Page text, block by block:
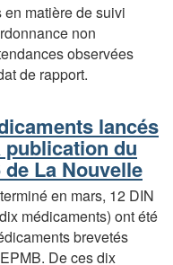
matière de suivi
non
observées
de rapport.
lancés
du
La Nouvelle
en mars, 12 DIN
médicaments) ont été
brevetés
De ces dix